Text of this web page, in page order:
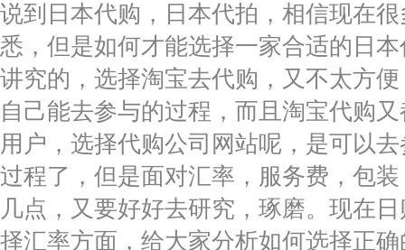
说到日本代购，日本代拍，相信现在
悉，但是如何才能选择一家合适的日
讲究的，选择淘宝去代购，又不太方
自己能去参与的过程，而且淘宝代购
用户，选择代购公司网站呢，是可以
过程了，但是面对汇率，服务费，包
几点，又要好好去研究，琢磨。现在
择汇率方面，给大家分析如何选择正